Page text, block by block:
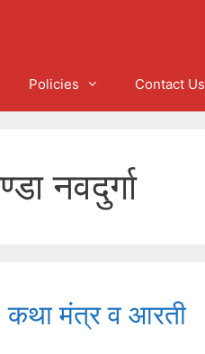
Policies Contact Us
नवदुर्गा
कथा मंत्र व आरती